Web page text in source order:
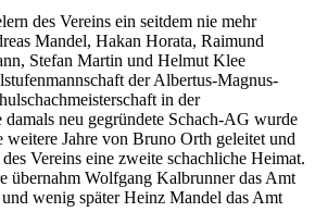
des Vereins ein seitdem nie mehr
Mandel, Hakan Horata, Raimund
Stefan Martin und Helmut Klee
der Albertus-Magnus-
in der
neu gegründete Schach-AG wurde
weitere Jahre von Bruno Orth geleitet und
Vereins eine zweite schachliche Heimat.
übernahm Wolfgang Kalbrunner das Amt
und wenig später Heinz Mandel das Amt